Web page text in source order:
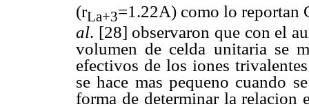
(rLa+3=1.22A) como lo reportan
al. [28] observaron que con el
volumen de celda unitaria se
efectivos de los iones
se hace mas pequeno cuando
forma de determinar la relacion